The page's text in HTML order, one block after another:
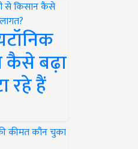
कैसे बढ़ा
रहे हैं